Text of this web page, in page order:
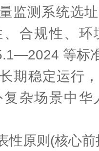
测系统选址
合规性、环
等标
期稳定运行
杂场景中华
原则(核心前